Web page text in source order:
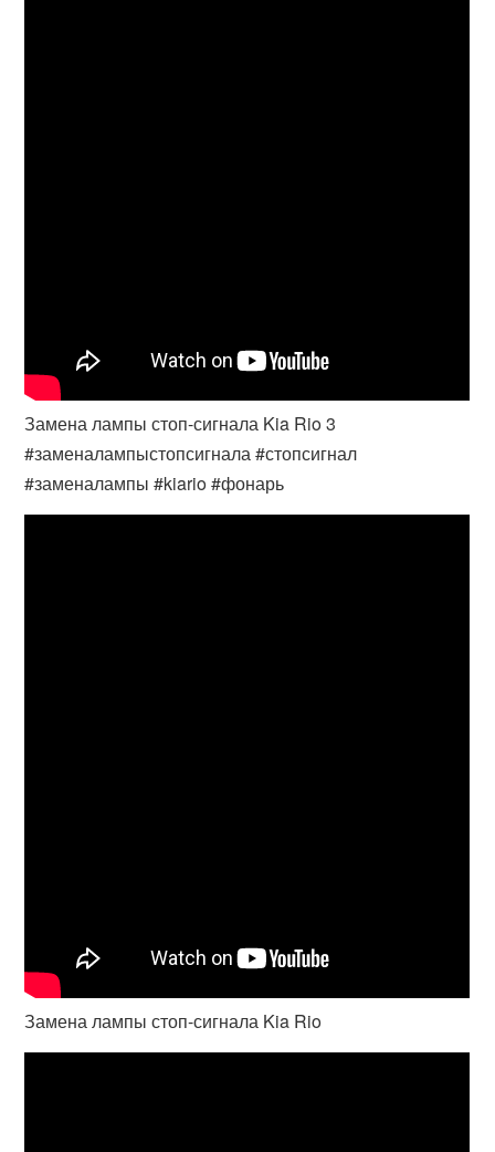
Замена лампы стоп-сигнала Kia Rio 3
#заменалампыстопсигнала #стопсигнал
#заменалампы #kiario #фонарь
Замена лампы стоп-сигнала Kia Rio